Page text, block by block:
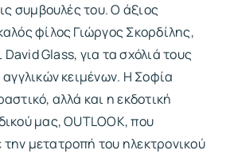
συμβουλές του. Ο άξιος
φίλος Γιώργος Σκορδίλης,
David Glass, για τα σχόλιά τους
αγγλικών κειμένων. Η Σοφία
αλλά και η εκδοτική
μας, OUTLOOK, που
μετατροπή του ηλεκτρονικού